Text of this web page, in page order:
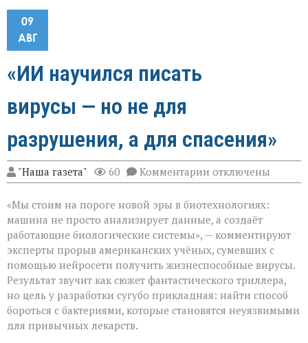
09
АВГ
«ИИ научился писать
вирусы — но не для
разрушения, а для спасения»
"Наша газета" 60 Комментарии к
записи
научился
писать
вирусы — но
не
для
разрушения,
а
для
спасения»
отключены
«Мы стоим на пороге новой эры в биотехнологиях:
машина не просто анализирует данные, а создаёт
работающие биологические системы», — комментируют
эксперты прорыв американских учёных, сумевших с
помощью нейросети получить жизнеспособные вирусы.
Результат звучит как сюжет фантастического триллера,
но цель у разработки сугубо прикладная: найти способ
бороться с бактериями, которые становятся неуязвимыми
для привычных лекарств.